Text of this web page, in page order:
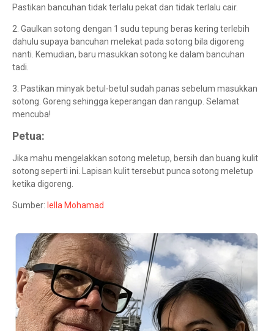
Pastikan bancuhan tidak terlalu pekat dan tidak terlalu cair.
2. Gaulkan sotong dengan 1 sudu tepung beras kering terlebih
dahulu supaya bancuhan melekat pada sotong bila digoreng
nanti. Kemudian, baru masukkan sotong ke dalam bancuhan
tadi.
3. Pastikan minyak betul-betul sudah panas sebelum masukkan
sotong. Goreng sehingga keperangan dan rangup. Selamat
mencuba!
Petua:
Jika mahu mengelakkan sotong meletup, bersih dan buang kulit
sotong seperti ini. Lapisan kulit tersebut punca sotong meletup
ketika digoreng.
Sumber: Iella Mohamad